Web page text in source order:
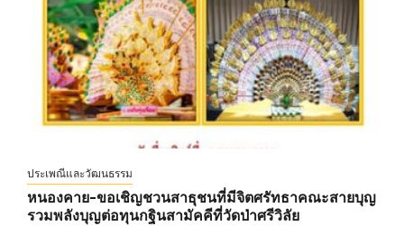
ประเพณีและวัฒนธรรม
หนองคาย-ขอเชิญชวนสาธุชนที่มีจิตศรัทธาคณะสายบุญ
รวมพลังบุญต่อทุนกฐินสามัคคีที่วัดป่าศรีวิลัย